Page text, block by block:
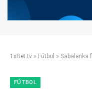
1xBet.tv » Fútbol » Sabalenka
FÚTBOL